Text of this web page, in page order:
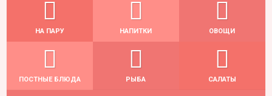
НА ПАРУ НАПИТКИ ОВОЩИ
ПОСТНЫЕ БЛЮДА РЫБА САЛАТЫ